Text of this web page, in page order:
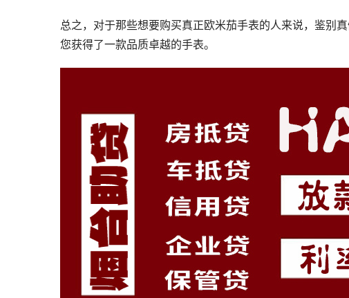
总之，对于那些想要购买真正欧米茄手表的人来说，鉴别
您获得了一款品质卓越的手表。